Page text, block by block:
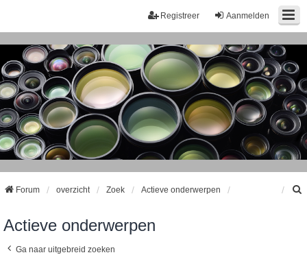
Aanmelden
Registreer
Forum overzicht Zoek Actieve onderwerpen
Actieve onderwerpen
Ga naar uitgebreid zoeken